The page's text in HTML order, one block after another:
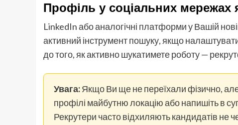
Профіль у соціальних мережах
LinkedIn або аналогічні платформи у Вашій
активний інструмент пошуку, якщо
до того, як активно шукатимете роботу —
Увага:Якщо Ви ще не переїхали фізично,
профілі майбутню локацію або напишіть в
Рекрутери часто відхиляють кандидатів не